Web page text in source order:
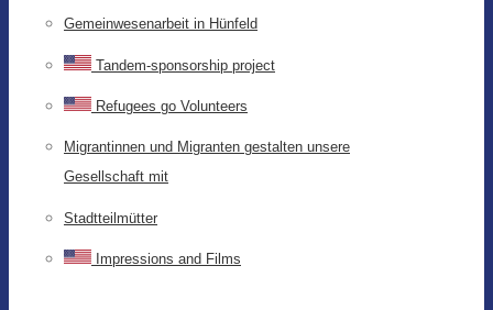
Gemeinwesenarbeit in Hünfeld
Tandem-sponsorship project
Refugees go Volunteers
Migrantinnen und Migranten gestalten unsere
Gesellschaft mit
Stadtteilmütter
Impressions and Films